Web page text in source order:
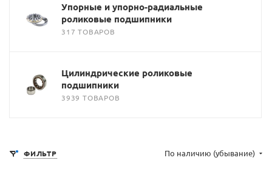
Упорные и упорно-радиальные
роликовые подшипники
317 ТОВАРОВ
Цилиндрические роликовые
подшипники
3939 ТОВАРОВ
ФИЛЬТР По наличию (убывание)